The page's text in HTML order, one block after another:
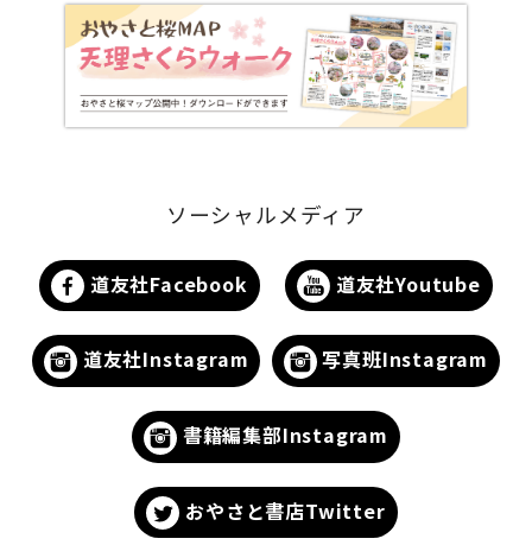
ソーシャルメディア
道友社Facebook 道友社Youtube
道友社Instagram 写真班Instagram
書籍編集部Instagram
おやさと書店Twitter